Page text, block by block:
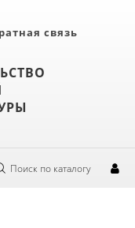
связь
Поиск по каталогу